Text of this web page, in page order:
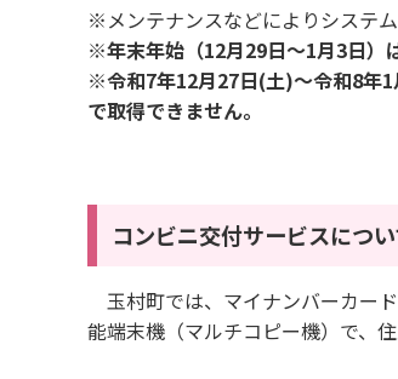
※メンテナンスなどによりシステ
※年末年始（12月29日～1月3日）
※令和7年12月27日(土)〜令和8年
で取得できません。
コンビニ交付サービスにつ
玉村町では、マイナンバーカー
能端末機（マルチコピー機）で、